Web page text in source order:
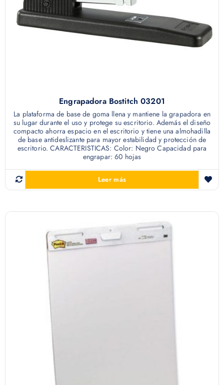
Engrapadora Bostitch 03201
La plataforma de base de goma llena y mantiene la grapadora en
su lugar durante el uso y protege su escritorio. Además el diseño
compacto ahorra espacio en el escritorio y tiene una almohadilla
de base antideslizante para mayor estabilidad y protección de
escritorio. CARACTERISTICAS: Color: Negro Capacidad para
engrapar: 60 hojas
Leer más